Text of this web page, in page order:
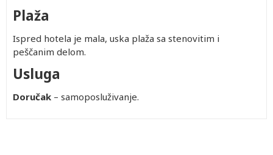
Plaža
Ispred hotela je mala, uska plaža sa stenovitim i
peščanim delom.
Usluga
Doručak – samoposluživanje.